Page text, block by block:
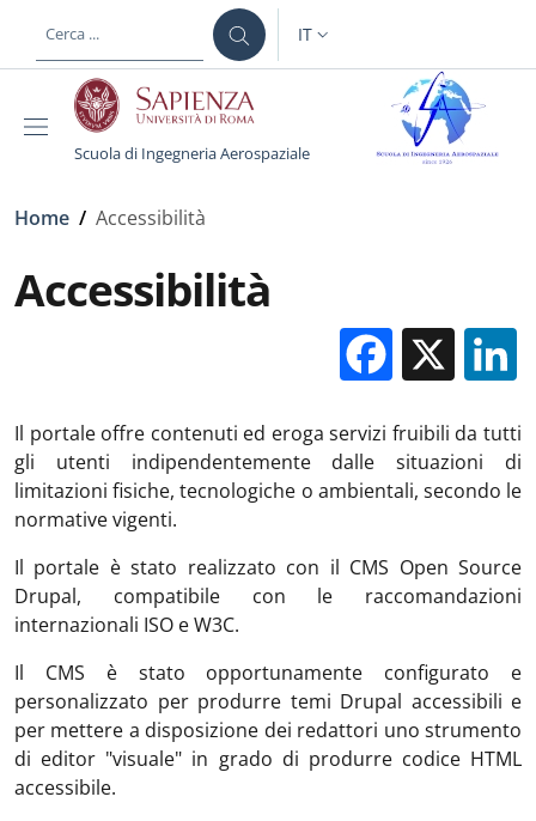
al contenuto principale
SELETTORE LINGUA:
IT
Scuola di Ingegneria Aerospaziale
Briciole di pane
Home / Accessibilità
Accessibilità
X
Il portale offre contenuti ed eroga servizi fruibili da tutti
gli utenti indipendentemente dalle situazioni di
limitazioni fisiche, tecnologiche o ambientali, secondo le
normative vigenti.
Il portale è stato realizzato con il CMS Open Source
Drupal, compatibile con le raccomandazioni
internazionali ISO e W3C.
Il CMS è stato opportunamente configurato e
personalizzato per produrre temi Drupal accessibili e
per mettere a disposizione dei redattori uno strumento
di editor "visuale" in grado di produrre codice HTML
accessibile.